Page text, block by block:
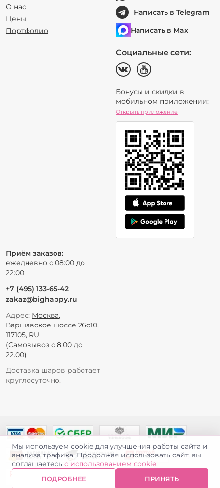
О нас
Цены
Портфолио
Написать в Telegram
Написать в Max
Социальные сети:
Бонусы и скидки в
мобильном приложении:
Открыть приложение
Приём заказов:
ежедневно с 08:00 до
22:00
+7 (495) 133-65-42
zakaz@bighappy.ru
Адрес: Москва,
Варшавское шоссе 26с10,
117105, RU
(Самовывоз с 8.00 до
22.00)
Доставка шаров работает
круглосуточно.
Мы используем cookie для улучшения работы сайта и
анализа трафика. Продолжая использовать сайт, вы
соглашаетесь с использованием cookie.
ПОДРОБНЕЕ ПРИНЯТЬ